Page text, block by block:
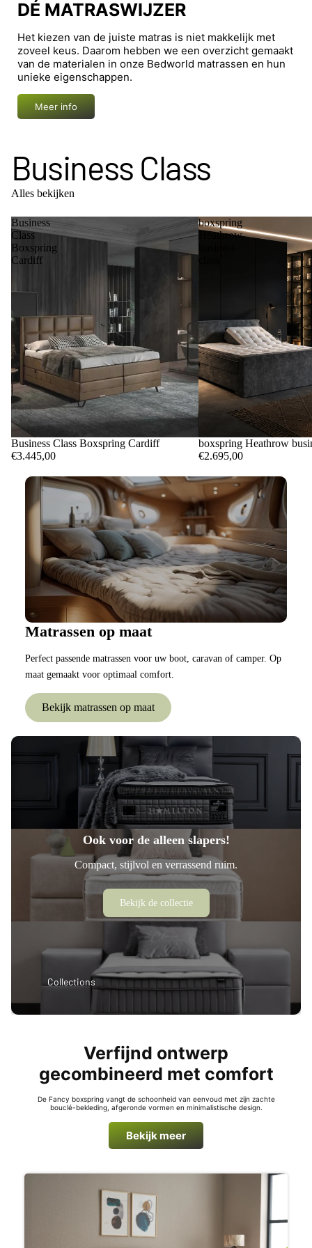
Collections
DÉ MATRASWIJZER
Het kiezen van de juiste matras is niet makkelijk met
zoveel keus. Daarom hebben we een overzicht gemaakt
van de materialen in onze Bedworld matrassen en hun
unieke eigenschappen.
Meer info
Business Class
Alles bekijken
Business
Class
Boxspring
Cardiff
Business Class Boxspring Cardiff
€3.445,00
boxspring
Heathrow
boxspring Heathrow
€2.695,00
Matrassen op maat
Perfect passende matrassen voor uw boot, caravan of camper. Op
maat gemaakt voor optimaal comfort.
Bekijk matrassen op maat
Ook voor de alleen slapers!
Compact, stijlvol en verrassend ruim.
Bekijk de collectie
Verfijnd ontwerp
gecombineerd met comfort
De Fancy boxspring vangt de schoonheid van eenvoud met zijn zachte
bouclé-bekleding, afgeronde vormen en minimalistische design.
Bekijk meer